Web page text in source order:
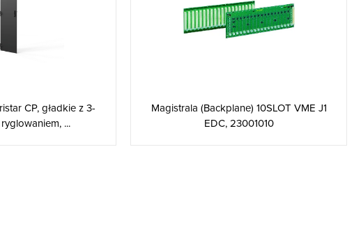
CP, gładkie z 3-
...
Magistrala (Backplane) 10SLOT VME J1
EDC, 23001010